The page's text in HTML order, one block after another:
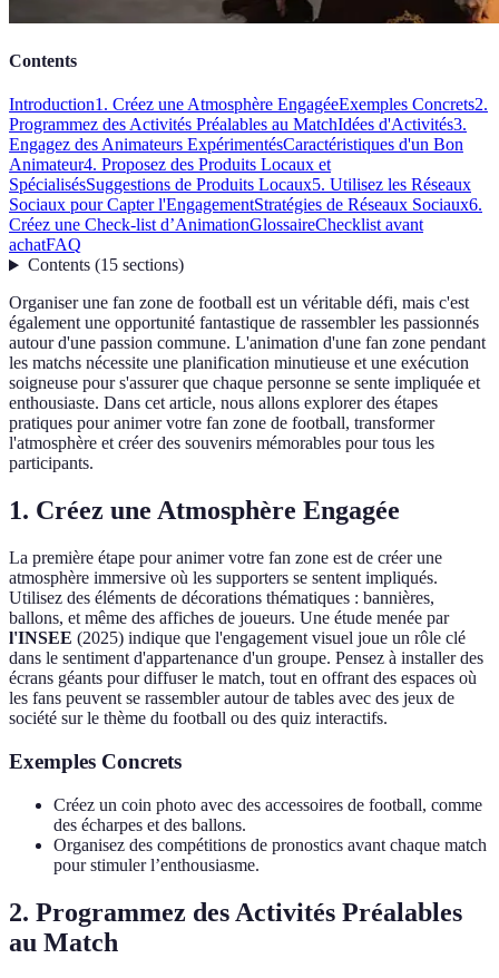
Contents
Introduction1. Créez une Atmosphère EngagéeExemples Concrets2.
Programmez des Activités Préalables au MatchIdées d'Activités3.
Engagez des Animateurs ExpérimentésCaractéristiques d'un Bon
Animateur4. Proposez des Produits Locaux et
SpécialisésSuggestions de Produits Locaux5. Utilisez les Réseaux
Sociaux pour Capter l'EngagementStratégies de Réseaux Sociaux6.
Créez une Check-list d’AnimationGlossaireChecklist avant
achatFAQ
Contents(15 sections)
Organiser une fan zone de football est un véritable défi, mais c'est
également une opportunité fantastique de rassembler les passionnés
autour d'une passion commune. L'animation d'une fan zone pendant
les matchs nécessite une planification minutieuse et une exécution
soigneuse pour s'assurer que chaque personne se sente impliquée et
enthousiaste. Dans cet article, nous allons explorer des étapes
pratiques pour animer votre fan zone de football, transformer
l'atmosphère et créer des souvenirs mémorables pour tous les
participants.
1. Créez une Atmosphère Engagée
La première étape pour animer votre fan zone est de créer une
atmosphère immersive où les supporters se sentent impliqués.
Utilisez des éléments de décorations thématiques : bannières,
ballons, et même des affiches de joueurs. Une étude menée par
l'INSEE (2025) indique que l'engagement visuel joue un rôle clé
dans le sentiment d'appartenance d'un groupe. Pensez à installer des
écrans géants pour diffuser le match, tout en offrant des espaces où
les fans peuvent se rassembler autour de tables avec des jeux de
société sur le thème du football ou des quiz interactifs.
Exemples Concrets
Créez un coin photo avec des accessoires de football, comme
des écharpes et des ballons.
Organisez des compétitions de pronostics avant chaque match
pour stimuler l’enthousiasme.
2. Programmez des Activités Préalables
au Match